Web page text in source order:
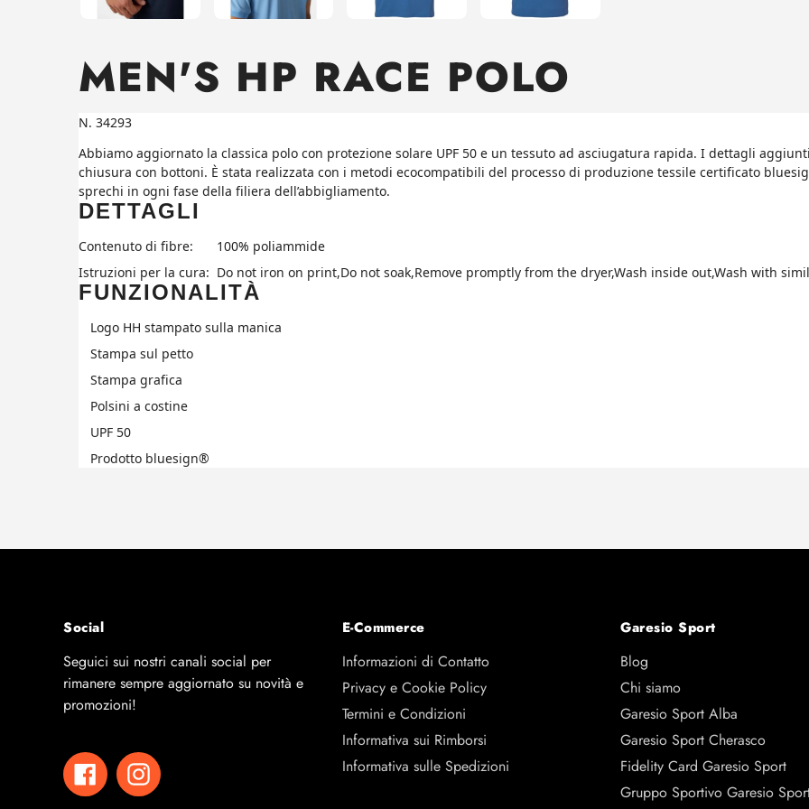
MEN'S HP RACE POLO
N. 34293
Abbiamo aggiornato la classica polo con protezione solare UPF 50 e un tessuto ad asciugatura rapida. I dettagli
chiusura con bottoni. È stata realizzata con i metodi ecocompatibili del processo di produzione tessile certificato
sprechi in ogni fase della filiera dell’abbigliamento.
DETTAGLI
Contenuto di fibre:
100% poliammide
Istruzioni per la cura: Do not iron on print,Do not soak,Remove promptly from the dryer,Wash inside out,Wash with
FUNZIONALITÀ
Logo HH stampato sulla manica
Stampa sul petto
Stampa grafica
Polsini a costine
UPF 50
Prodotto bluesign®
Social
Seguici sui nostri canali social per
rimanere sempre aggiornato su novità e
promozioni!
FacebookInstagram
E-Commerce
Informazioni di Contatto
Privacy e Cookie Policy
Termini e Condizioni
Informativa sui Rimborsi
Informativa sulle Spedizioni
Garesio Sport
Blog
Chi siamo
Garesio Sport Alba
Garesio Sport Cherasco
Fidelity Card Garesio Sport
Gruppo Sportivo Garesio